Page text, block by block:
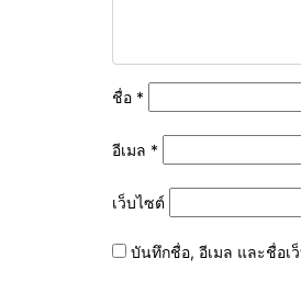
ชื่อ *
อีเมล *
เว็บไซต์
บันทึกชื่อ, อีเมล และชื่อเ